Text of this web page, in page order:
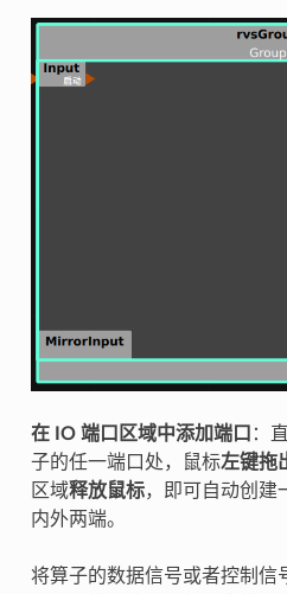
在 IO 端口区域中添加端口 ：
子的任一端口处，鼠标左键拖
区域释放鼠标，即可自动创建
内外两端。
将算子的数据信号或者控制信